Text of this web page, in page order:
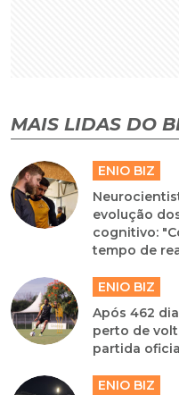
MAIS LIDAS DO
ENIO BIZ
evolução
cognitivo:
tempo de
ENIO BIZ
Após 462
perto de
partida
ENIO BIZ